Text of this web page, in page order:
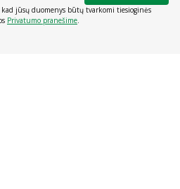
jūsų duomenys būtų tvarkomi tiesioginės
Privatumo pranešime.